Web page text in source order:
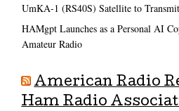
UmKA-1 (RS40S) Satellite to
HAMgpt Launches as a Personal AI
Amateur Radio
American Radio
Ham Radio